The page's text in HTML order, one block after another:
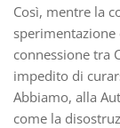
Così, mentre la
connessione tra
impedito di
Abbiamo, alla
come la